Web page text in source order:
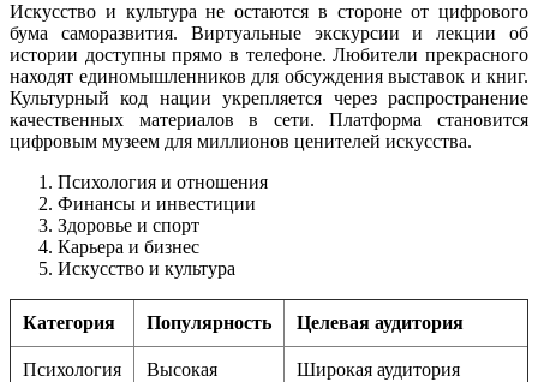
Искусство и культура не остаются в стороне от цифрового
бума саморазвития. Виртуальные экскурсии и лекции об
истории доступны прямо в телефоне. Любители прекрасного
находят единомышленников для обсуждения выставок и книг.
Культурный код нации укрепляется через распространение
качественных материалов в сети. Платформа становится
цифровым музеем для миллионов ценителей искусства.
Психология и отношения
Финансы и инвестиции
Здоровье и спорт
Карьера и бизнес
Искусство и культура
Категория Популярность Целевая аудитория
Психология Высокая Широкая аудитория